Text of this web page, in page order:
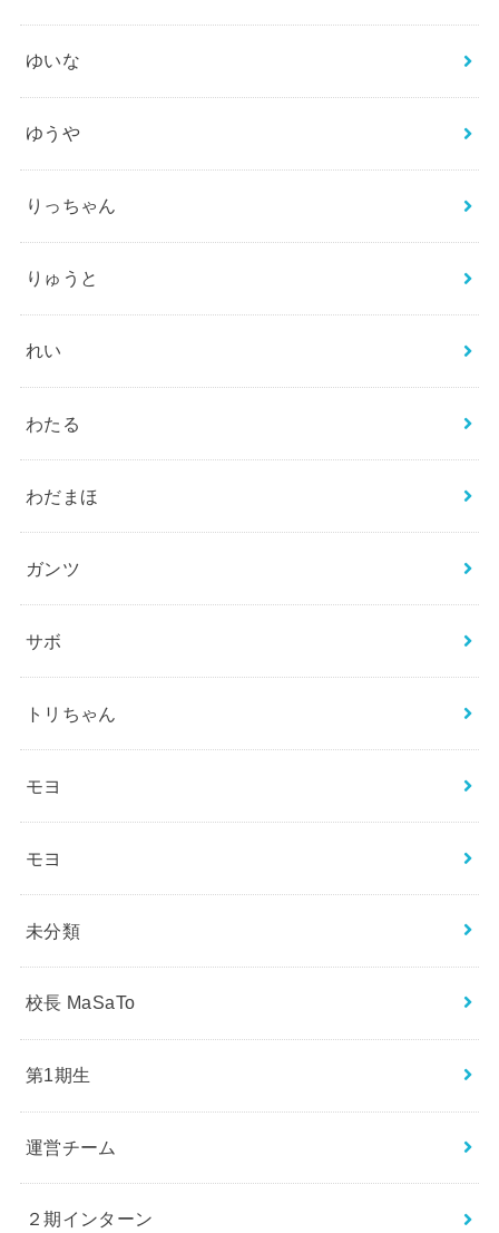
ゆいな
ゆうや
りっちゃん
りゅうと
れい
わたる
わだまほ
ガンツ
サボ
トリちゃん
モヨ
モヨ
未分類
校長 MaSaTo
第1期生
運営チーム
２期インターン